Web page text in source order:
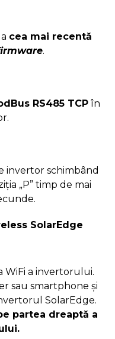
cea mai recentă
.
RS485 TCP în
invertor schimbând
„P” timp de mai
SolarEdge
WiFi a invertorului.
sau smartphone și
SolarEdge.
partea dreaptă a